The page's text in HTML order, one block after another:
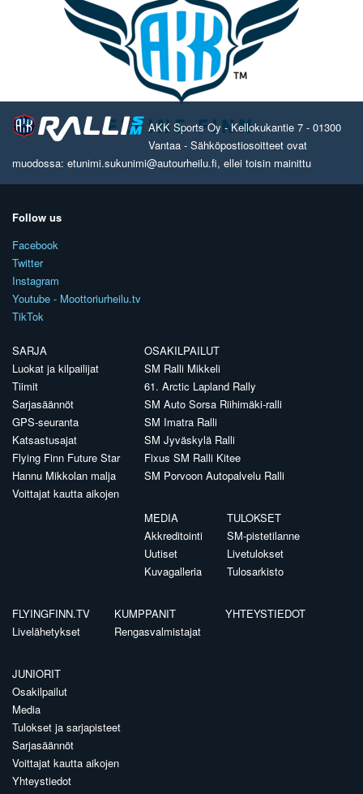
AKK Sports Oy - Kellokukantie 7 - 01300
Vantaa - Sähköpostiosoitteet ovat
muodossa: etunimi.sukunimi@autourheilu.fi, ellei toisin mainittu
Follow us
Facebook
Twitter
Instagram
Youtube - Moottoriurheilu.tv
TikTok
SARJA
Luokat ja kilpailijat
Tiimit
Sarjasäännöt
GPS-seuranta
Katsastusajat
Flying Finn Future Star
Hannu Mikkolan malja
Voittajat kautta aikojen
OSAKILPAILUT
SM Ralli Mikkeli
61. Arctic Lapland Rally
SM Auto Sorsa Riihimäki-ralli
SM Imatra Ralli
SM Jyväskylä Ralli
Fixus SM Ralli Kitee
SM Porvoon Autopalvelu Ralli
MEDIA
Akkreditointi
Uutiset
Kuvagalleria
TULOKSET
SM-pistetilanne
Livetulokset
Tulosarkisto
FLYINGFINN.TV
Livelähetykset
KUMPPANIT
Rengasvalmistajat
YHTEYSTIEDOT
JUNIORIT
Osakilpailut
Media
Tulokset ja sarjapisteet
Sarjasäännöt
Voittajat kautta aikojen
Yhteystiedot